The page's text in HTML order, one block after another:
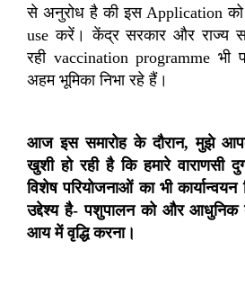
से अनुरोध है की इस Application
useकरें। केंद्र सरकार और राज्य
रही vaccination programme भी
अहम भूमिका निभा रहे हैं।
आज इस समारोह के दौरान,मुझे
खुशी हो रही है कि हमारे
विशेष परियोजनाओं का भी
उद्देश्य है-पशुपालन को और आधुनिक
आय में वृद्धि करना।